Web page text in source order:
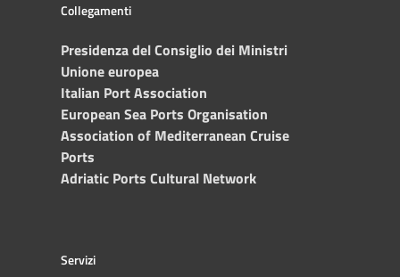
Collegamenti
Presidenza del Consiglio dei Ministri
Unione europea
Italian Port Association
European Sea Ports Organisation
Association of Mediterranean Cruise
Ports
Adriatic Ports Cultural Network
Servizi